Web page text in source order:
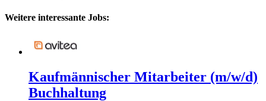
Weitere interessante Jobs:
Kaufmännischer Mitarbeiter (m/w/d)
Buchhaltung